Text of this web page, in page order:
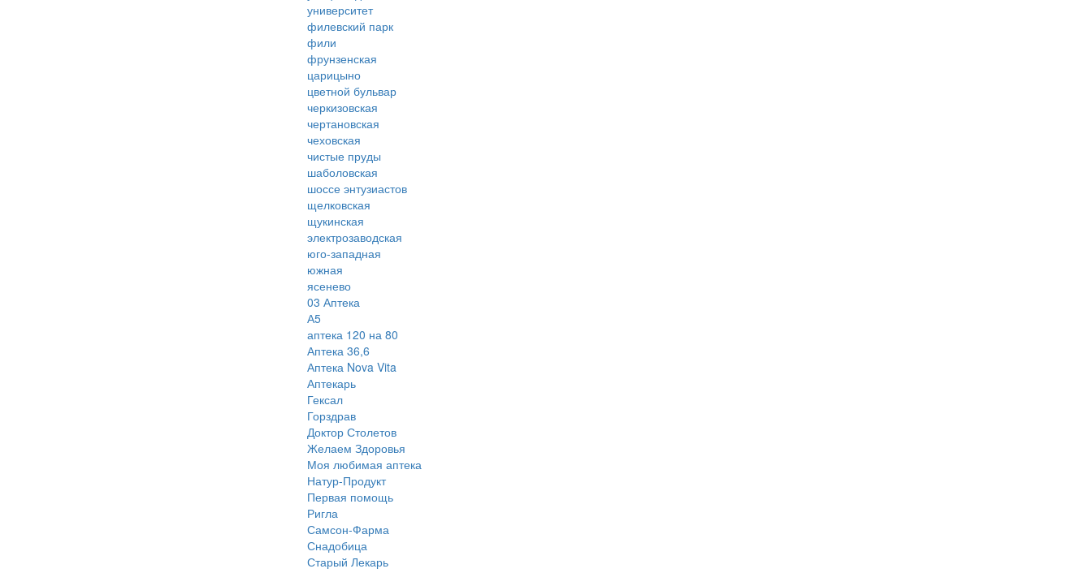
университет
филевский парк
фили
фрунзенская
царицыно
цветной бульвар
черкизовская
чертановская
чеховская
чистые пруды
шаболовская
шоссе энтузиастов
щелковская
щукинская
электрозаводская
юго-западная
южная
ясенево
03 Аптека
А5
аптека 120 на 80
Аптека 36,6
Аптека Nova Vita
Аптекарь
Гексал
Горздрав
Доктор Столетов
Желаем Здоровья
Моя любимая аптека
Натур-Продукт
Первая помощь
Ригла
Самсон-Фарма
Снадобица
Старый Лекарь